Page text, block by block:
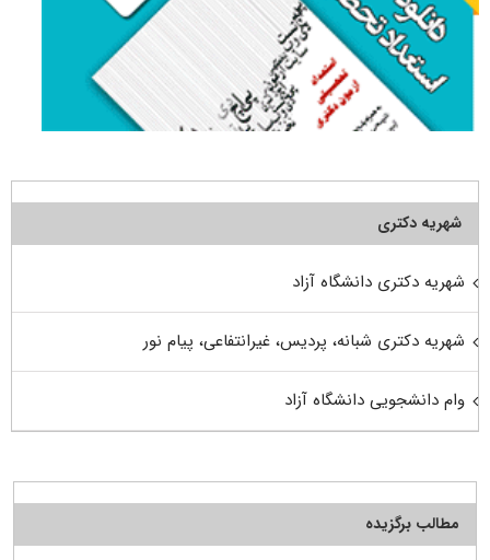
شهریه دکتری
شهریه دکتری دانشگاه آزاد
شهریه دکتری شبانه، پردیس، غیرانتفاعی، پیام نور
وام دانشجویی دانشگاه آزاد
مطالب برگزیده